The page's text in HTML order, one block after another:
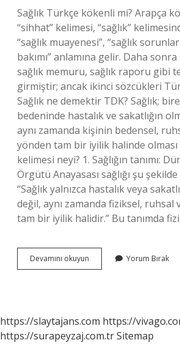
Sağlık Türkçe kökenli mi? Arapça
“sihhat” kelimesi, “sağlık”
“sağlık muayenesi”, “sağlık
bakımı” anlamına gelir. Daha
sağlık memuru, sağlık raporu gibi
girmiştir; ancak ikinci sözcükleri
Sağlık ne demektir TDK? Sağlık;
bedeninde hastalık ve sakatlığın
aynı zamanda kişinin bedensel,
yönden tam bir iyilik halinde olması
kelimesi neyi? 1. Sağlığın tanımı:
Örgütü Anayasası sağlığı şu şekilde
“Sağlık yalnızca hastalık veya
değil, aynı zamanda fiziksel, ruhsal
tam bir iyilik halidir.” Bu tanımda
Devamını okuyun
Türkçe
Yorum Bırak
https://slaytajans.com https://
https://surapeyzaj.com.trSitemap